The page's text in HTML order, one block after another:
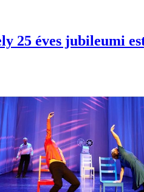
25 éves jubileumi